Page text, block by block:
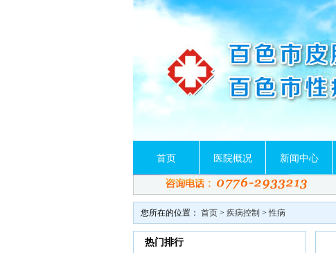
首页 医院概况 新闻中心
您所在的位置： 首页 > 疾病控制 >性病
热门排行